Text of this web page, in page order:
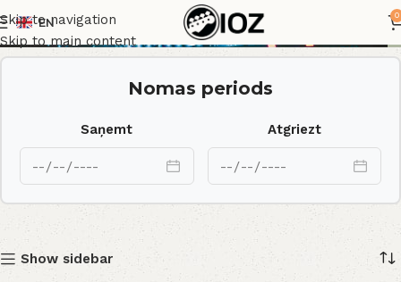
Skip to navigation
Skip to main content
EN
0
Nomas periods
Saņemt Atgriezt
Show sidebar